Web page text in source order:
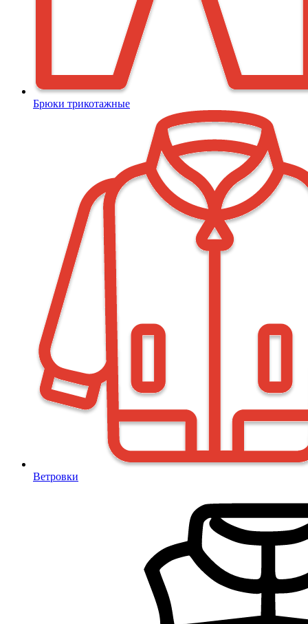
Брюки трикотажные
Ветровки